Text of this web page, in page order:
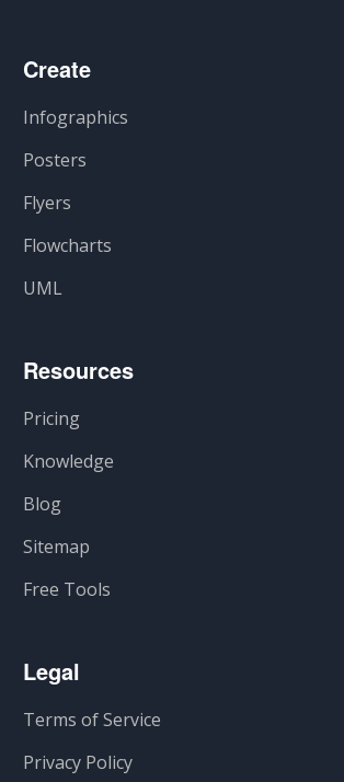
Create
Infographics
Posters
Flyers
Flowcharts
UML
Resources
Pricing
Knowledge
Blog
Sitemap
Free Tools
Legal
Terms of Service
Privacy Policy